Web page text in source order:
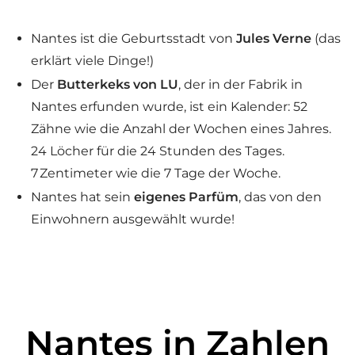
Nantes ist die Geburtsstadt von Jules Verne (das
erklärt viele Dinge!)
Der Butterkeks von LU, der in der Fabrik in
Nantes erfunden wurde, ist ein Kalender: 52
Zähne wie die Anzahl der Wochen eines Jahres.
24 Löcher für die 24 Stunden des Tages.
7 Zentimeter wie die 7 Tage der Woche.
Nantes hat sein eigenes Parfüm, das von den
Einwohnern ausgewählt wurde!
Nantes in Zahlen